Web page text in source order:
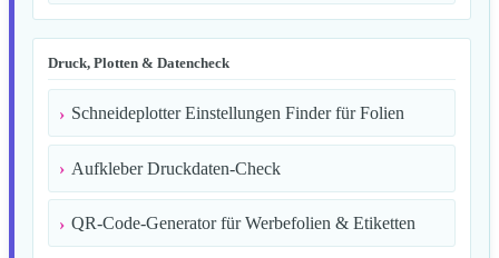
Druck, Plotten & Datencheck
Schneideplotter Einstellungen Finder für Folien
Aufkleber Druckdaten-Check
QR-Code-Generator für Werbefolien & Etiketten